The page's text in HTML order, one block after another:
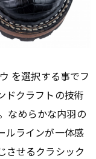
を選択する事でフ
ドクラフトの技術
なめらかな内羽の
ルラインが一体感
させるクラシック